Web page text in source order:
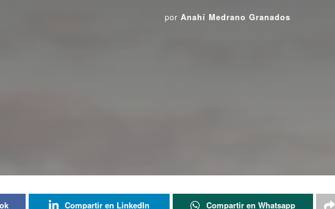
por Anahí Medrano Granados
Compartir en LinkedIn Compartir en Whatsapp